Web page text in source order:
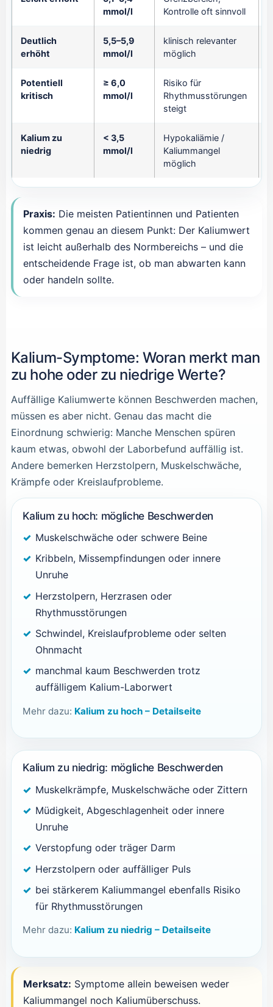
mmol/l
Kontrolle oft sinnvoll
Deutlich
erhöht
5,5–5,9
mmol/l
klinisch relevanter
möglich
Potentiell
kritisch
≥ 6,0
mmol/l
Risiko für
Rhythmusstörungen
steigt
Kalium zu
niedrig
< 3,5
mmol/l
Hypokaliämie /
Kaliummangel
möglich
Praxis: Die meisten Patientinnen und Patienten
kommen genau an diesem Punkt: Der Kaliumwert
ist leicht außerhalb des Normbereichs – und die
entscheidende Frage ist, ob man abwarten kann
oder handeln sollte.
Kalium-Symptome: Woran merkt man
zu hohe oder zu niedrige Werte?
Auffällige Kaliumwerte können Beschwerden machen,
müssen es aber nicht. Genau das macht die
Einordnung schwierig: Manche Menschen spüren
kaum etwas, obwohl der Laborbefund auffällig ist.
Andere bemerken Herzstolpern, Muskelschwäche,
Krämpfe oder Kreislaufprobleme.
Kalium zu hoch: mögliche Beschwerden
Muskelschwäche oder schwere Beine
Kribbeln, Missempfindungen oder innere
Unruhe
Herzstolpern, Herzrasen oder
Rhythmusstörungen
Schwindel, Kreislaufprobleme oder selten
Ohnmacht
manchmal kaum Beschwerden trotz
auffälligem Kalium-Laborwert
Mehr dazu: Kalium zu hoch – Detailseite
Kalium zu niedrig: mögliche Beschwerden
Muskelkrämpfe, Muskelschwäche oder Zittern
Müdigkeit, Abgeschlagenheit oder innere
Unruhe
Verstopfung oder träger Darm
Herzstolpern oder auffälliger Puls
bei stärkerem Kaliummangel ebenfalls Risiko
für Rhythmusstörungen
Mehr dazu: Kalium zu niedrig – Detailseite
Merksatz: Symptome allein beweisen weder
Kaliummangel noch Kaliumüberschuss.